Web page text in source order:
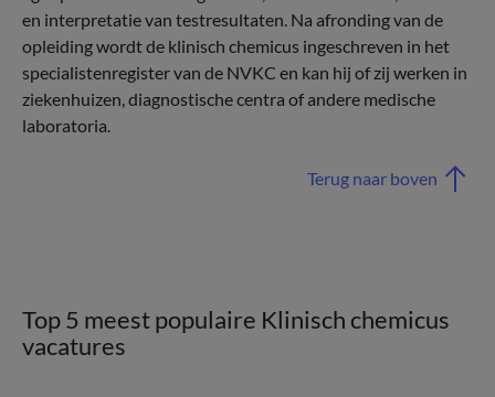
en interpretatie van testresultaten. Na afronding van de
opleiding wordt de klinisch chemicus ingeschreven in het
specialistenregister van de NVKC en kan hij of zij werken in
ziekenhuizen, diagnostische centra of andere medische
laboratoria.
Terug naar boven
Top 5 meest populaire Klinisch chemicus
vacatures